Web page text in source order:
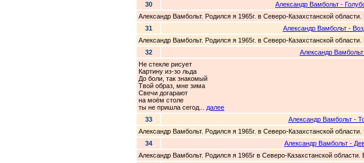
30
Александр Вамбольт -
Александр Вамбольт. Родился я 1965г. в Северо-Казахстанской
31
Александр Вамбольт -
Александр Вамбольт. Родился я 1965г. в Северо-Казахстанской
32
Александр
Не стекле рисует
Картину из-зо льда
До боли, так знакомый
Твой образ, мне зима
Свечи догарают
на моём столе
ты не пришла сегод... далее
33
Александр Вамбольт -
Александр Вамбольт. Родился я 1965г. в Северо-Казахстанской
34
Александр Вамбольт -
Александр Вамбольт. Родился я 1965г в Северо-Казахстанской